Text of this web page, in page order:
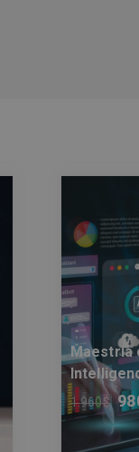
Maestría
1.960$